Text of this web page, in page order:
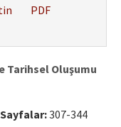
PDF
Tarihsel Oluşumu
Sayfalar:307-344